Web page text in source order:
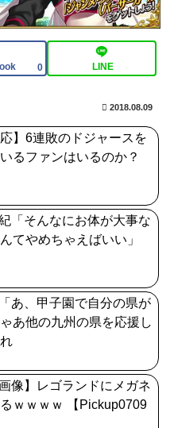
応まとめ
フーリン・オルタ強化み
ウいれてるもん？
0 LINE
2018.08.09
応】6連敗のドジャースを
るファンはいるのか？
「そんなにお体が大事な
てやめちゃえばいい」
あ、甲子園で自分の県が
あ他の九州の県を応援し
像】レゴランドにメガネ
ｗｗｗｗ 【Pickup0709